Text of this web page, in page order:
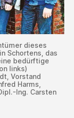
dieses
Schortens, das
bedürftige
links)
Vorstand
Harms,
Ing. Carsten